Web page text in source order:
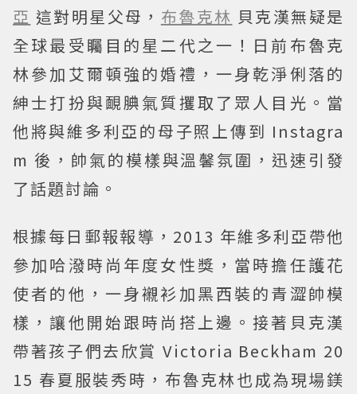
亞 這對明星父母， 布魯克林 貝克漢無疑是
全球最受矚目的星二代之一！日前布魯克
林參加艾爾頓強的婚禮，一身乾淨俐落的
紳士打扮與靦腆氣質攫取了眾人目光。當
他將與維多利亞的母子照上傳到 Instagra
m 後，帥氣的模樣與溫馨氛圍，迅速引發
了話題討論。
根據每日郵報報導，2013 年維多利亞帶他
參加哈潑時尚年度女性獎，當時擔任護花
使者的他，一身襯衫加黑西裝的青澀帥模
樣，讓他開始跟時尚搭上邊。接著貝克漢
帶著孩子們去欣賞 Victoria Beckham 20
15 春夏服裝秀時，布魯克林也成為現場鎂